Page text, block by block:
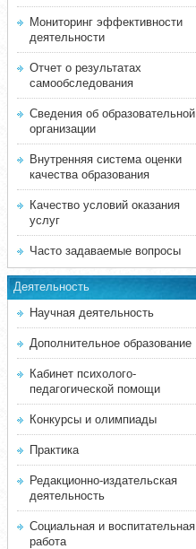
Мониторинг эффективности
деятельности
Отчет о результатах
самообследования
Сведения об образовательной
организации
Внутренняя система оценки
качества образования
Качество условий оказания
услуг
Часто задаваемые вопросы
Деятельность
Научная деятельность
Дополнительное образование
Кабинет психолого-
педагогической помощи
Конкурсы и олимпиады
Практика
Редакционно-издательская
деятельность
Социальная и воспитательная
работа